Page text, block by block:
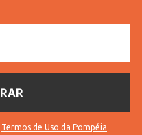
Termos de Uso da Pompéia